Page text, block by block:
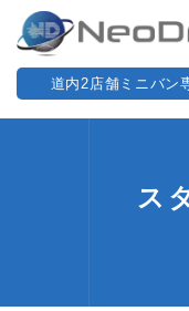
道内2店舗ミニバン
ス